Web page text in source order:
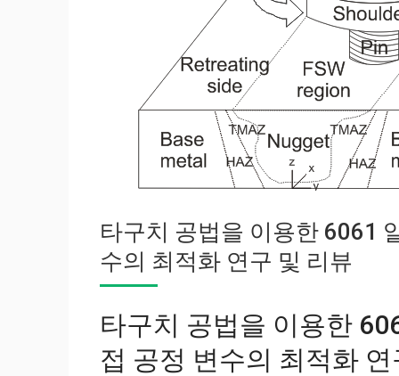
타구치 공법을 이용한 6061
수의 최적화 연구 및 리뷰
타구치 공법을 이용한
접 공정 변수의 최적화